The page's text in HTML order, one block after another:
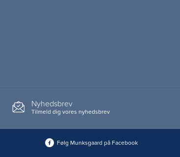
Nyhedsbrev
Tilmeld dig vores nyhedsbrev
Følg Munksgaard på Facebook